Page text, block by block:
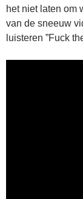
het niet laten om
van de sneeuw
luisteren ”Fuck